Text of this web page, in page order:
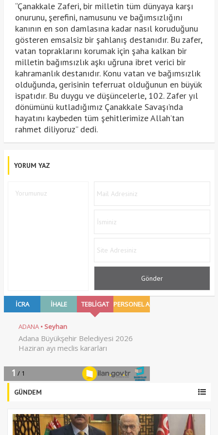
“Çanakkale Zaferi, bir milletin tüm dünyaya karşı
onurunu, şerefini, namusunu ve bağımsızlığını
kanının en son damlasına kadar nasıl koruduğunu
gösteren emsalsiz bir şahlanış destanıdır. Bu zafer,
vatan topraklarını korumak için şaha kalkan bir
milletin bağımsızlık aşkı uğruna ibret verici bir
kahramanlık destanıdır. Konu vatan ve bağımsızlık
olduğunda, gerisinin teferruat olduğunun en büyük
ispatıdır. Bu duygu ve düşüncelerle, 102. Zafer yıl
dönümünü kutladığımız Çanakkale Savaşı’nda
hayatını kaybeden tüm şehitlerimize Allah’tan
rahmet diliyoruz” dedi.
YORUM YAZ
GÜNDEM